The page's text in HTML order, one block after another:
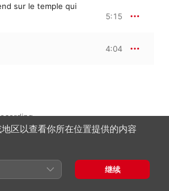
sur le temple qui
5:15
4:04
区以查看你所在位置提供的内容
继续